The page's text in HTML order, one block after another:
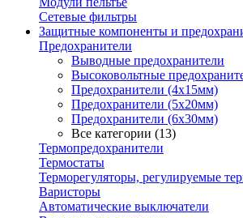
Сетевые фильтры
Защитные компоненты и
Предохранители
Выводные предохранители
Высоковольтные
Предохранители (4х15мм)
Предохранители (5х20мм)
Предохранители (6х30мм)
Все категории (13)
Термопредохранители
Термостаты
Терморегуляторы, регулируемые
Варисторы
Автоматические выключатели